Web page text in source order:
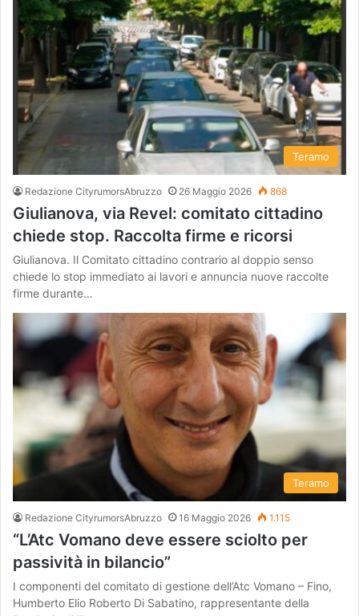
Teramo
Redazione CityrumorsAbruzzo 26 Maggio 2026 868
Giulianova, via Revel: comitato cittadino
chiede stop. Raccolta firme e ricorsi
Giulianova. Il Comitato cittadino contrario al doppio senso
chiede lo stop immediato ai lavori e annuncia nuove raccolte
firme durante…
Teramo
Redazione CityrumorsAbruzzo 16 Maggio 2026 1.115
“L’Atc Vomano deve essere sciolto per
passività in bilancio”
I componenti del comitato di gestione dell’Atc Vomano – Fino,
Humberto Elio Roberto Di Sabatino, rappresentante della